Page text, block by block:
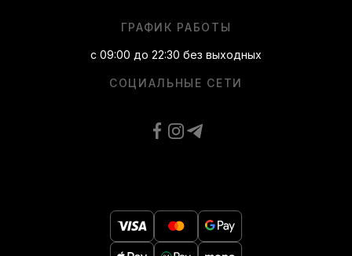
СОЦИАЛЬНЫЕ СЕТИ
ГРАФИК РАБОТЫ
с 09:00 до 22:30 без выходных